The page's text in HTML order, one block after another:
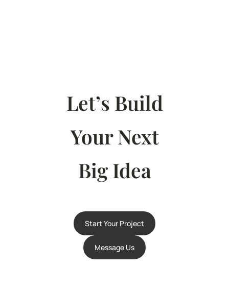
Let’s Build
Your Next
Big Idea
Start Your Project
Message Us